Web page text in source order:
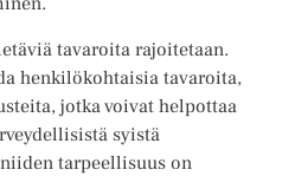
tavaroita rajoitetaan.
henkilökohtaisia tavaroita,
jotka voivat helpottaa
syistä
tarpeellisuus on